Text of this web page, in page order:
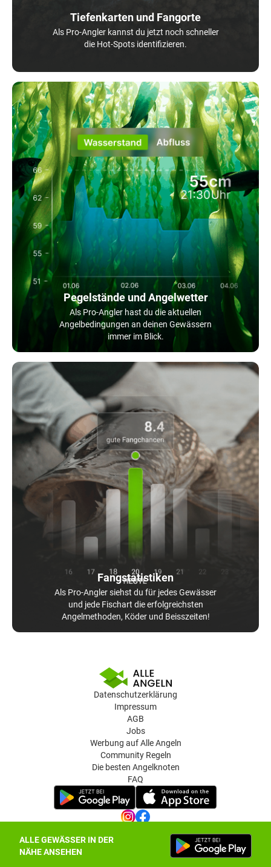
ALLE GEWÄSSER IN DER
NÄHE ANSEHEN
Tiefenkarten und Fangorte
Als Pro-Angler kannst du jetzt noch schneller
die Hot-Spots identifizieren.
Pegelstände und Angelwetter
Als Pro-Angler hast du die aktuellen
Angelbedingungen an deinen Gewässern
immer im Blick.
Fangstatistiken
Als Pro-Angler siehst du für jedes Gewässer
und jede Fischart die erfolgreichsten
Angelmethoden, Köder und Beisszeiten!
Datenschutzerklärung
Impressum
AGB
Jobs
Werbung auf Alle Angeln
Community Regeln
Die besten Angelknoten
FAQ
Datenschutz-Einstellungen